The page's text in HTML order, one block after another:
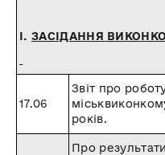
І. ЗАСІДАННЯ
17.06
Звіт про
років.
Про